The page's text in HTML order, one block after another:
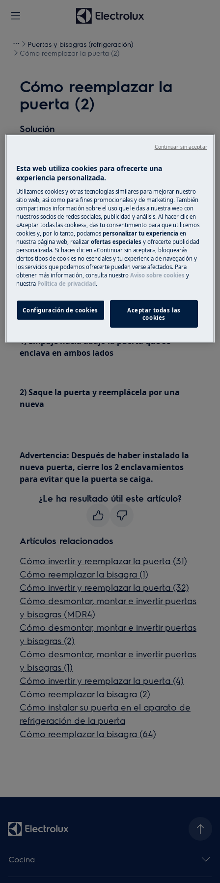
Puertas y bisagras (refrigeración)
Cómo reemplazar la puerta (2)
Cómo reemplazar la
puerta (2)
Solución
Antes de cualquier operación de mantenimiento,
latoma de corriente.
Siempre tenga cuidado al mover electrodomésticos,
para electrodomésticos pesados son necesarias dos
personas para moverlos.
Utilice siempre guantes de seguridad y calzado
cerrado.
Tenga en cuenta que la autoreparación o la
reparación no profesional pueden tener
consecuencias para la seguridad si no se realizan
correctamente.
CÓMO REEMPLAZAR LA PUERTA
1) Empuje hacia abajo la puerta que se
enclava en ambos lados
2) Saque la puerta y reemplácela por una
nueva
Advertencia: Después de haber instalado la
nueva puerta, cierre los 2 enclavamientos
para evitar que la puerta se caiga.
¿Le ha resultado útil este artículo?
Artículos relacionados
Cómo invertir y reemplazar la puerta (31)
Cómo reemplazar la bisagra (1)
Cómo invertir y reemplazar la puerta (32)
Cómo desmontar, montar e invertir puertas
y bisagras (MDR4)
Cómo desmontar, montar e invertir puertas
y bisagras (2)
Cómo desmontar, montar e invertir puertas
y bisagras (1)
Cómo invertir y reemplazar la puerta (4)
Cómo reemplazar la bisagra (2)
Cómo instalar su puerta en el aparato de
refrigeración de la puerta
Cómo reemplazar la bisagra (64)
Cocina
Esta web utiliza cookies para ofrecerte una
experiencia personalizada.
Utilizamos cookies y otras tecnologías similares para mejorar nuestro
sitio web, así como para fines promocionales y de marketing. También
compartimos información sobre el uso que le das a nuestra web con
nuestros socios de redes sociales, publicidad y análisis. Al hacer clic en
«Aceptar todas las cookies», das tu consentimiento para que utilicemos
cookies y, por lo tanto, podamospersonalizar tu experienciaen
nuestra página web, realizarofertas especiales y ofrecerte publicidad
personalizada. Si haces clic en «Continuar sin aceptar», bloquearás
ciertos tipos de cookies no esenciales y tu experiencia de navegación y
los servicios que podemos ofrecerte pueden verse afectados. Para
obtener más información, consulta nuestroAviso sobre cookies y
nuestra Política de privacidad .
Configuración de cookies
Aceptar todas las
cookies
Continuar sin aceptar